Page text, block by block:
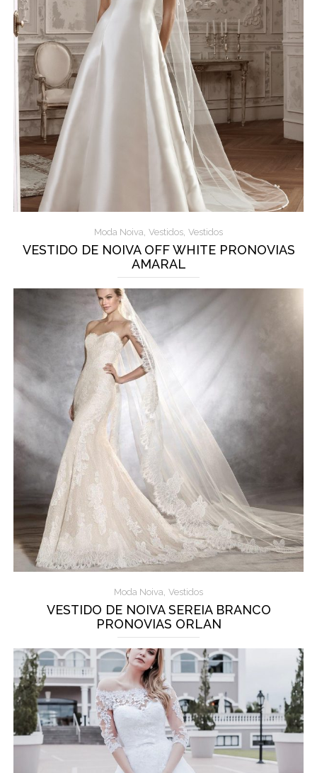
Moda Noiva, Vestidos, Vestidos
VESTIDO DE NOIVA OFF WHITE PRONOVIAS
AMARAL
Moda Noiva, Vestidos
VESTIDO DE NOIVA SEREIA BRANCO
PRONOVIAS ORLAN